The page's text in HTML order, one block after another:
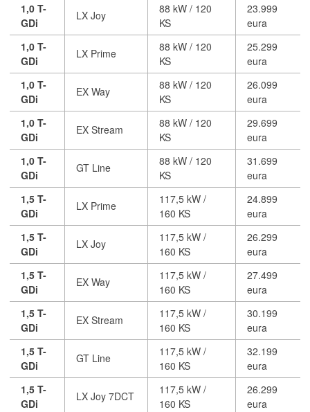
1,0 T-
GDi
LX Joy
88 kW / 120
KS
23.999
eura
1,0 T-
GDi
LX Prime
88 kW / 120
KS
25.299
eura
1,0 T-
GDi
EX Way
88 kW / 120
KS
26.099
eura
1,0 T-
GDi
EX Stream
88 kW / 120
KS
29.699
eura
1,0 T-
GDi
GT Line
88 kW / 120
KS
31.699
eura
1,5 T-
GDi
LX Prime
117,5 kW /
160 KS
24.899
eura
1,5 T-
GDi
LX Joy
117,5 kW /
160 KS
26.299
eura
1,5 T-
GDi
EX Way
117,5 kW /
160 KS
27.499
eura
1,5 T-
GDi
EX Stream
117,5 kW /
160 KS
30.199
eura
1,5 T-
GDi
GT Line
117,5 kW /
160 KS
32.199
eura
1,5 T-
GDi
LX Joy 7DCT
117,5 kW /
160 KS
26.299
eura